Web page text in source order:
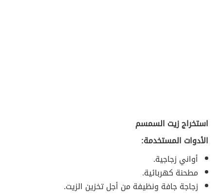
استخراج زيت السمسم
الأدوات المستخدمة:
أواني زجاجية.
مطحنة كهربائية.
زجاجة جافة ونظيفة من أجل تخزين الزيت.